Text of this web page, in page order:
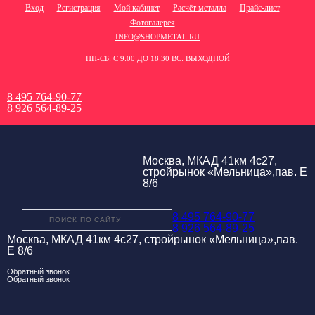
Вход Регистрация Мой кабинет Расчёт металла
Прайс-лист
Фотогалерея
INFO@SHOPMETAL.RU
ПН-СБ: С 9:00 ДО 18:30 ВС: ВЫХОДНОЙ
8 495 764-90-77
8 926 564-89-25
Москва, МКАД 41км 4с27,
стройрынок «Мельница»,пав. Е
8/6
8 495 764-90-77
8 926 564-89-25
Москва, МКАД 41км 4с27, стройрынок «Мельница»,пав.
Е 8/6
Обратный звонок
Обратный звонок